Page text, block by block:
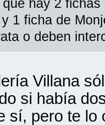
hay 2
1 ficha de
o deben
Villana
si había
sí, pero te lo